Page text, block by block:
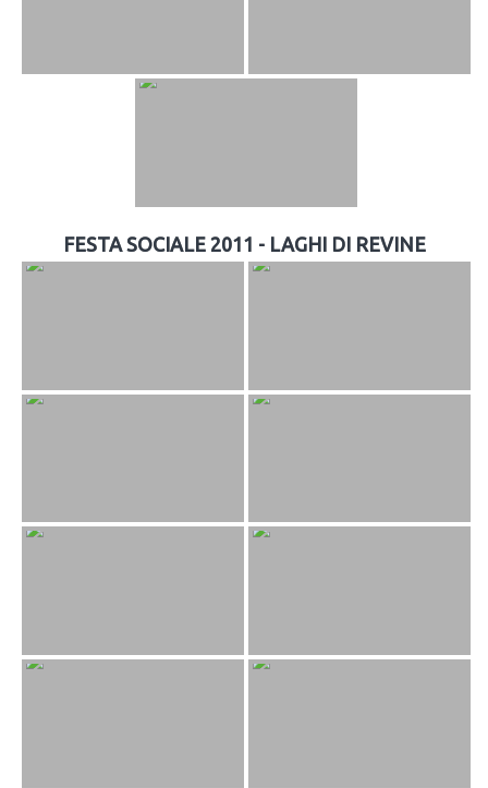
FESTA SOCIALE 2011 - LAGHI DI REVINE